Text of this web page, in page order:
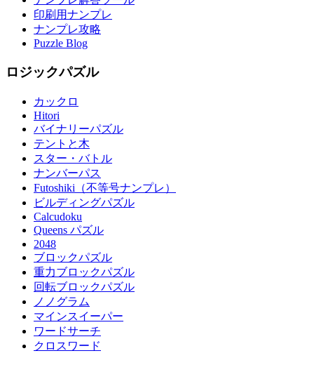
印刷用ナンプレ
ナンプレ攻略
Puzzle Blog
ロジックパズル
カックロ
Hitori
バイナリーパズル
テントと木
スター・バトル
ナンバーパス
Futoshiki（不等号ナンプレ）
ビルディングパズル
Calcudoku
Queens パズル
2048
ブロックパズル
重力ブロックパズル
回転ブロックパズル
ノノグラム
マインスイーパー
ワードサーチ
クロスワード